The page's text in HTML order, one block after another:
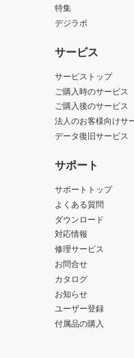
特集
デジラボ
サービス
サービストップ
ご購入時のサービス
ご購入後のサービス
法人のお客様向けサ
データ復旧サービス
サポート
サポートトップ
よくある質問
ダウンロード
対応情報
修理サービス
お問合せ
カタログ
お知らせ
ユーザー登録
付属品の購入